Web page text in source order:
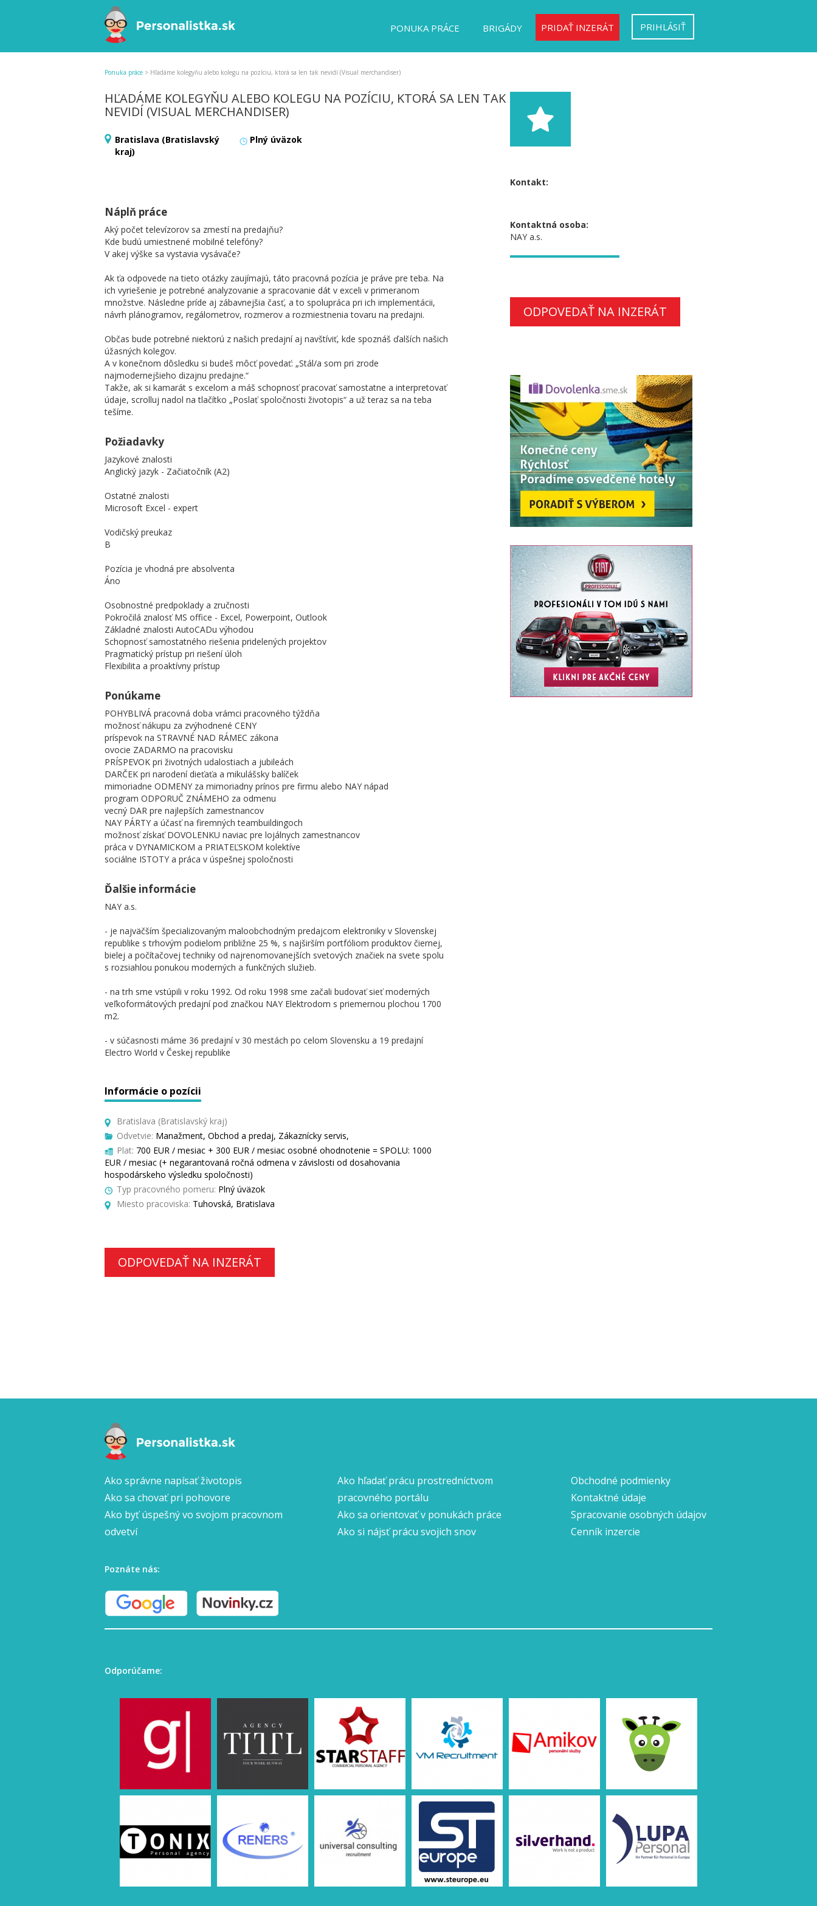
PONUKA PRÁCE BRIGÁDY PRIDAŤ INZERÁT PRIHLÁSIŤ
Ponuka práce > Hľadáme kolegyňu alebo kolegu na pozíciu, ktorá sa len tak nevidí (Visual merchandiser)
HĽADÁME KOLEGYŇU ALEBO KOLEGU NA POZÍCIU, KTORÁ SA LEN TAK
NEVIDÍ (VISUAL MERCHANDISER)
Bratislava (Bratislavský
kraj)
Plný úväzok
Náplň práce
Aký počet televízorov sa zmestí na predajňu?
Kde budú umiestnené mobilné telefóny?
V akej výške sa vystavia vysávače?
Ak ťa odpovede na tieto otázky zaujímajú, táto pracovná pozícia je práve pre teba. Na
ich vyriešenie je potrebné analyzovanie a spracovanie dát v exceli v primeranom
množstve. Následne príde aj zábavnejšia časť, a to spolupráca pri ich implementácii,
návrh plánogramov, regálometrov, rozmerov a rozmiestnenia tovaru na predajni.
Občas bude potrebné niektorú z našich predajní aj navštíviť, kde spoznáš ďalších našich
úžasných kolegov.
A v konečnom dôsledku si budeš môcť povedať: „Stál/a som pri zrode
najmodernejšieho dizajnu predajne.“
Takže, ak si kamarát s excelom a máš schopnosť pracovať samostatne a interpretovať
údaje, scrolluj nadol na tlačítko „Poslať spoločnosti životopis“ a už teraz sa na teba
tešíme.
Požiadavky
Jazykové znalosti
Anglický jazyk - Začiatočník (A2)
Ostatné znalosti
Microsoft Excel - expert
Vodičský preukaz
B
Pozícia je vhodná pre absolventa
Áno
Osobnostné predpoklady a zručnosti
Pokročilá znalosť MS office - Excel, Powerpoint, Outlook
Základné znalosti AutoCADu výhodou
Schopnosť samostatného riešenia pridelených projektov
Pragmatický prístup pri riešení úloh
Flexibilita a proaktívny prístup
Ponúkame
POHYBLIVÁ pracovná doba vrámci pracovného týždňa
možnosť nákupu za zvýhodnené CENY
príspevok na STRAVNÉ NAD RÁMEC zákona
ovocie ZADARMO na pracovisku
PRÍSPEVOK pri životných udalostiach a jubileách
DARČEK pri narodení dieťaťa a mikulášsky balíček
mimoriadne ODMENY za mimoriadny prínos pre firmu alebo NAY nápad
program ODPORUČ ZNÁMEHO za odmenu
vecný DAR pre najlepších zamestnancov
NAY PÁRTY a účasť na firemných teambuildingoch
možnosť získať DOVOLENKU naviac pre lojálnych zamestnancov
práca v DYNAMICKOM a PRIATEĽSKOM kolektíve
sociálne ISTOTY a práca v úspešnej spoločnosti
Ďalšie informácie
NAY a.s.
- je najväčším špecializovaným maloobchodným predajcom elektroniky v Slovenskej
republike s trhovým podielom približne 25 %, s najširším portfóliom produktov čiernej,
bielej a počítačovej techniky od najrenomovanejších svetových značiek na svete spolu
s rozsiahlou ponukou moderných a funkčných služieb.
- na trh sme vstúpili v roku 1992. Od roku 1998 sme začali budovať sieť moderných
veľkoformátových predajní pod značkou NAY Elektrodom s priemernou plochou 1700
m2.
- v súčasnosti máme 36 predajní v 30 mestách po celom Slovensku a 19 predajní
Electro World v Českej republike
Informácie o pozícii
Bratislava (Bratislavský kraj)
Odvetvie: Manažment, Obchod a predaj, Zákaznícky servis,
Plat: 700 EUR / mesiac + 300 EUR / mesiac osobné ohodnotenie = SPOLU: 1000
EUR / mesiac (+ negarantovaná ročná odmena v závislosti od dosahovania
hospodárskeho výsledku spoločnosti)
Typ pracovného pomeru: Plný úväzok
Miesto pracoviska: Tuhovská, Bratislava
ODPOVEDAŤ NA INZERÁT
Kontakt:
Kontaktná osoba:
NAY a.s.
ODPOVEDAŤ NA INZERÁT
Ako správne napísať životopis
Ako sa chovať pri pohovore
Ako byť úspešný vo svojom pracovnom
odvetví
Ako hľadať prácu prostredníctvom
pracovného portálu
Ako sa orientovať v ponukách práce
Ako si nájsť prácu svojich snov
Obchodné podmienky
Kontaktné údaje
Spracovanie osobných údajov
Cenník inzercie
Poznáte nás:
Odporúčame: